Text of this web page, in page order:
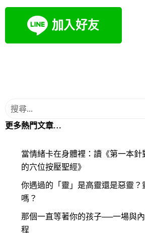
o
k
r
更多熱門文章…
當情緒卡在身體裡：讀《第一本
的穴位按壓聖經》
你遇過的「靈」是高靈還是惡靈
嗎？
那個一直等著你的孩子──一場與
程